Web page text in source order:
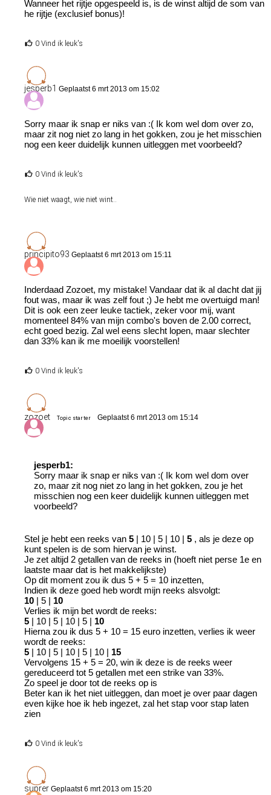
Wanneer het rijtje opgespeeld is, is de winst altijd de som van
he rijtje (exclusief bonus)!
0 Vind ik leuk's
jesperb1 Geplaatst 6 mrt 2013 om 15:02
Sorry maar ik snap er niks van :( Ik kom wel dom over zo,
maar zit nog niet zo lang in het gokken, zou je het misschien
nog een keer duidelijk kunnen uitleggen met voorbeeld?
0 Vind ik leuk's
Wie niet waagt, wie niet wint..
principito93 Geplaatst 6 mrt 2013 om 15:11
Inderdaad Zozoet, my mistake! Vandaar dat ik al dacht dat jij
fout was, maar ik was zelf fout ;) Je hebt me overtuigd man!
Dit is ook een zeer leuke tactiek, zeker voor mij, want
momenteel 84% van mijn combo's boven de 2.00 correct,
echt goed bezig. Zal wel eens slecht lopen, maar slechter
dan 33% kan ik me moeilijk voorstellen!
0 Vind ik leuk's
zozoet Topic starter Geplaatst 6 mrt 2013 om 15:14
jesperb1:
Sorry maar ik snap er niks van :( Ik kom wel dom over
zo, maar zit nog niet zo lang in het gokken, zou je het
misschien nog een keer duidelijk kunnen uitleggen met
voorbeeld?
Stel je hebt een reeks van 5 | 10 | 5 | 10 | 5 , als je deze op
kunt spelen is de som hiervan je winst.
Je zet altijd 2 getallen van de reeks in (hoeft niet perse 1e en
laatste maar dat is het makkelijkste)
Op dit moment zou ik dus 5 + 5 = 10 inzetten,
Indien ik deze goed heb wordt mijn reeks alsvolgt:
10 | 5 | 10
Verlies ik mijn bet wordt de reeks:
5 | 10 | 5 | 10 | 5 | 10
Hierna zou ik dus 5 + 10 = 15 euro inzetten, verlies ik weer
wordt de reeks:
5 | 10 | 5 | 10 | 5 | 10 | 15
Vervolgens 15 + 5 = 20, win ik deze is de reeks weer
gereduceerd tot 5 getallen met een strike van 33%.
Zo speel je door tot de reeks op is
Beter kan ik het niet uitleggen, dan moet je over paar dagen
even kijke hoe ik heb ingezet, zal het stap voor stap laten
zien
0 Vind ik leuk's
suprer Geplaatst 6 mrt 2013 om 15:20